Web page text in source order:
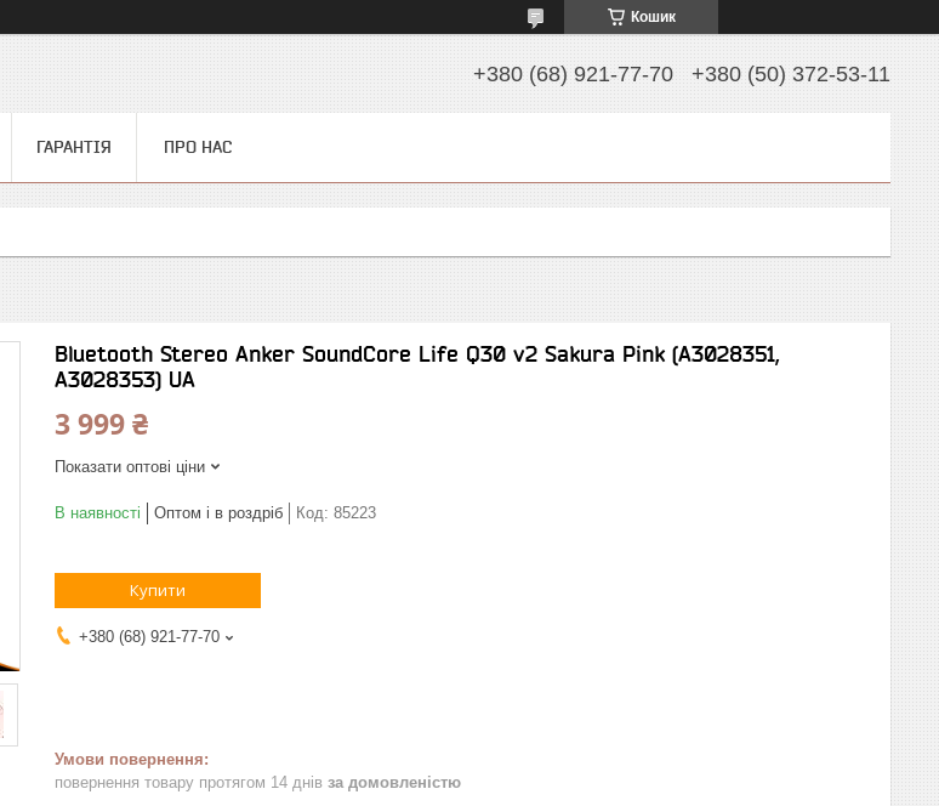
Кошик
+380 (68) 921-77-70 +380 (50) 372-53-11
ГАРАНТІЯ ПРО НАС
Bluetooth Stereo Anker SoundCore Life Q30 v2 Sakura Pink (A3028351,
A3028353) UA
3 999 ₴
Показати оптові ціни
В наявності Оптом і в роздріб Код: 85223
Купити
+380 (68) 921-77-70
повернення товару протягом 14 днів за домовленістю